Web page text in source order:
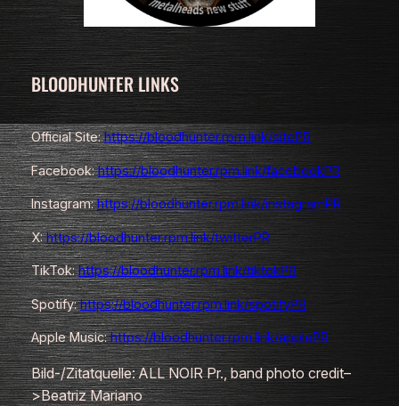
BLOODHUNTER LINKS
Official Site:https://bloodhunter.rpm.link/sitePR
Facebook:https://bloodhunter.rpm.link/facebookPR
Instagram:https://bloodhunter.rpm.link/instagramPR
X:https://bloodhunter.rpm.link/twitterPR
TikTok:https://bloodhunter.rpm.link/tiktokPR
Spotify:https://bloodhunter.rpm.link/spotifyPR
Apple Music:https://bloodhunter.rpm.link/applePR
Bild-/Zitatquelle: ALL NOIR Pr., band photo credit–
>Beatriz Mariano